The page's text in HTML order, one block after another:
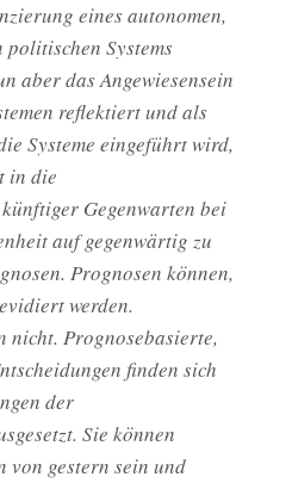
eines autonomen,
Systems
aber das Angewiesensein
reflektiert und als
Systeme eingeführt wird,
in die
Gegenwarten bei
auf gegenwärtig zu
Prognosen können,
werden.
nicht. Prognosebasierte,
finden sich
der
Sie können
von gestern sein und